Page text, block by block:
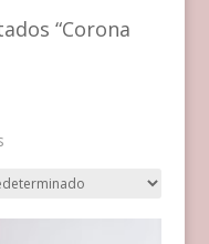
“Corona